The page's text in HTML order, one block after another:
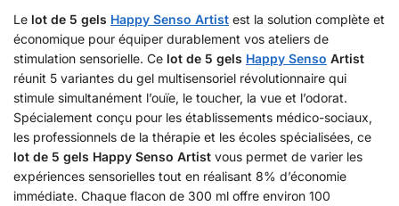
Le lot de 5 gels Happy Senso Artist est la solution complète et
économique pour équiper durablement vos ateliers de
stimulation sensorielle. Ce lot de 5 gels Happy Senso Artist
réunit 5 variantes du gel multisensoriel révolutionnaire qui
stimule simultanément l’ouïe, le toucher, la vue et l’odorat.
Spécialement conçu pour les établissements médico-sociaux,
les professionnels de la thérapie et les écoles spécialisées, ce
lot de 5 gels Happy Senso Artist vous permet de varier les
expériences sensorielles tout en réalisant 8% d’économie
immédiate. Chaque flacon de 300 ml offre environ 100